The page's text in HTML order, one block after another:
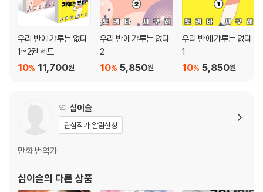
우리 반에 갸루는 없다
1~2권 세트
11,700원
10%
우리 반에 갸루는 없다
2
5,850원
10%
우리 반에 갸루는 없다
1
5,850원
10%
역 심이슬
관심작가 알림신청
만화 번역가
심이슬의 다른 상품